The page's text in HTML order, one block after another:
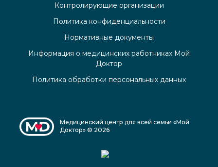
Контролирующие организации
Политика конфиденциальности
Нормативные документы
Информация о медицинских работниках Мой
Доктор
Политика обработки персональных данных
Медицинский центр для всей семьи «Мой
Доктор» © 2026